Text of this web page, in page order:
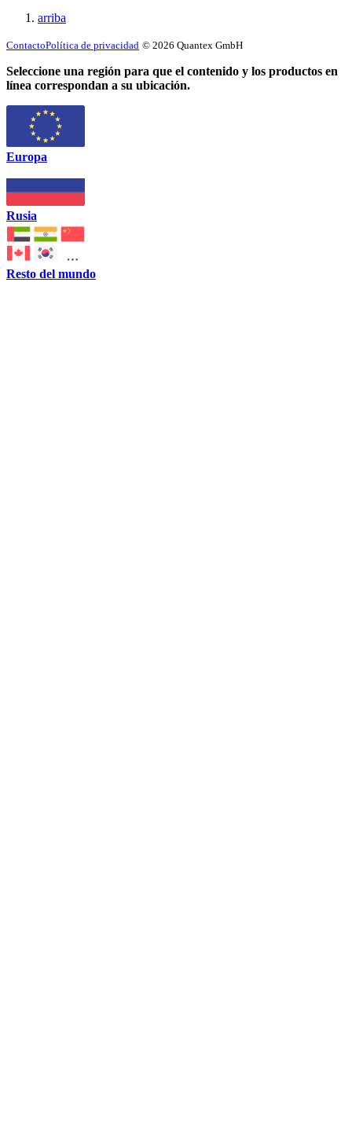
arriba
ContactoPolítica de privacidad © 2026 Quantex GmbH
Seleccione una región para que el contenido y los productos en
línea correspondan a su ubicación.
Europa
Rusia
Resto del mundo